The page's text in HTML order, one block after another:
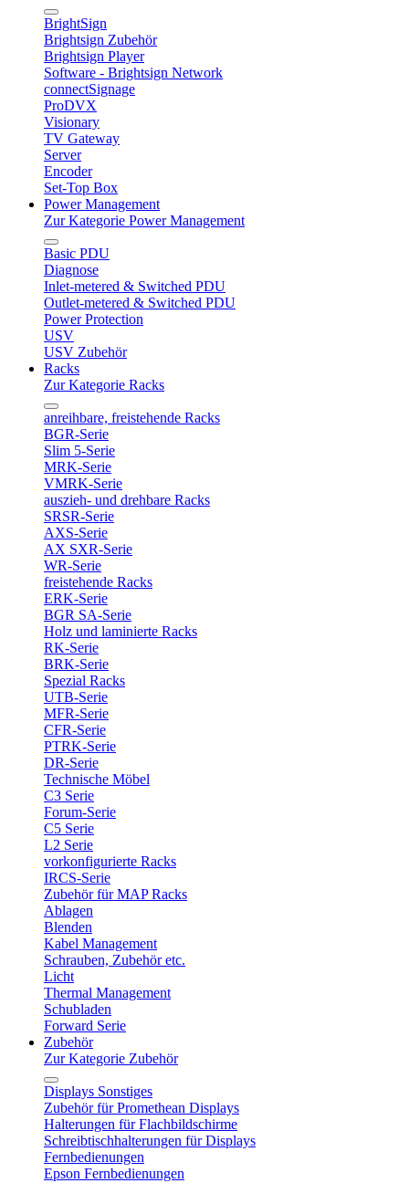
BrightSign
Brightsign Zubehör
Brightsign Player
Software - Brightsign Network
connectSignage
ProDVX
Visionary
TV Gateway
Server
Encoder
Set-Top Box
Power Management
Zur Kategorie Power Management
Basic PDU
Diagnose
Inlet-metered & Switched PDU
Outlet-metered & Switched PDU
Power Protection
USV
USV Zubehör
Racks
Zur Kategorie Racks
anreihbare, freistehende Racks
BGR-Serie
Slim 5-Serie
MRK-Serie
VMRK-Serie
auszieh- und drehbare Racks
SRSR-Serie
AXS-Serie
AX SXR-Serie
WR-Serie
freistehende Racks
ERK-Serie
BGR SA-Serie
Holz und laminierte Racks
RK-Serie
BRK-Serie
Spezial Racks
UTB-Serie
MFR-Serie
CFR-Serie
PTRK-Serie
DR-Serie
Technische Möbel
C3 Serie
Forum-Serie
C5 Serie
L2 Serie
vorkonfigurierte Racks
IRCS-Serie
Zubehör für MAP Racks
Ablagen
Blenden
Kabel Management
Schrauben, Zubehör etc.
Licht
Thermal Management
Schubladen
Forward Serie
Zubehör
Zur Kategorie Zubehör
Displays Sonstiges
Zubehör für Promethean Displays
Halterungen für Flachbildschirme
Schreibtischhalterungen für Displays
Fernbedienungen
Epson Fernbedienungen